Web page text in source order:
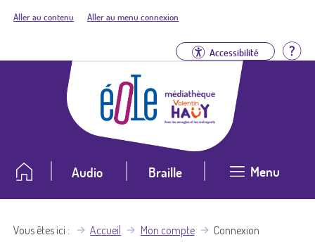
Aller au contenu Aller au menu connexion
Accessibilité
Audio Braille Menu
Vous êtes ici Accueil Mon compte Connexion